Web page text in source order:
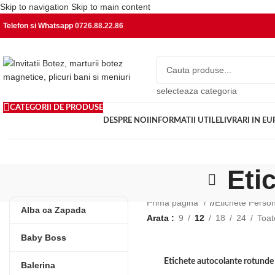
Skip to navigation Skip to main content
Telefon si Whatsapp 0726.88.22.86
selecteaza categoria
CATEGORII DE PRODUSE
DESPRE NOI
INFORMATII UTILELIVRARI IN
Alba ca Zapada
Baby Boss
Balerina
Prima pagină / Etichete
Arata
9 12 18 24
Etichete autocolante